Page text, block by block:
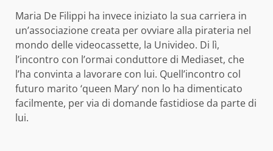
Maria De Filippi ha invece iniziato la sua carriera in
un’associazione creata per ovviare alla pirateria nel
mondo delle videocassette, la Univideo. Di lì,
l’incontro con l’ormai conduttore di Mediaset, che
l’ha convinta a lavorare con lui. Quell’incontro col
futuro marito ‘queen Mary’ non lo ha dimenticato
facilmente, per via di domande fastidiose da parte di
lui.